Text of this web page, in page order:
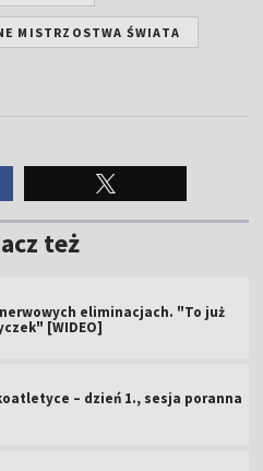
MISTRZOSTWA ŚWIATA
też
eliminacjach. "To już
[WIDEO]
– dzień 1., sesja poranna